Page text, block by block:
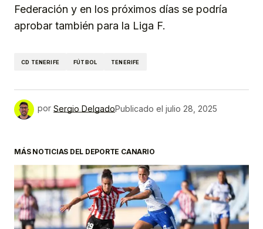
Federación y en los próximos días se podría
aprobar también para la Liga F.
CD TENERIFE FÚTBOL TENERIFE
por Sergio DelgadoPublicado el julio 28, 2025
MÁS NOTICIAS DEL DEPORTE CANARIO